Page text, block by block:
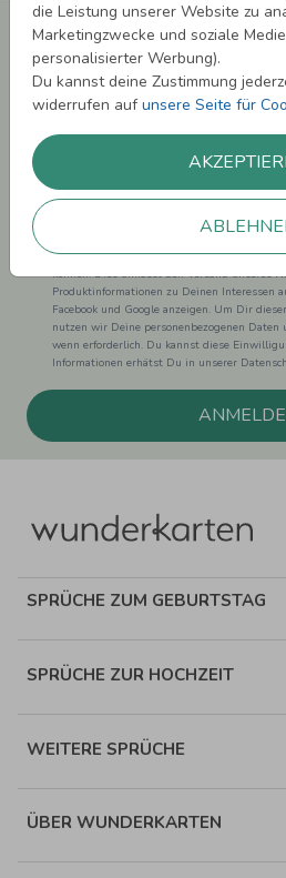
die Leistung unserer Website zu
Marketingzwecke und soziale
personalisierter Werbung).
Du kannst deine Zustimmung
widerrufen aufunsere Seite für
Newsletter abonnieren und
sichern!
Melde Dich zu unserem
Laufenden.
dass wir Dich mit neuesten Informationen
können. Dies umfasst den Versand unseres
Produktinformationen zu Deinen Interessen
Facebook und Google anzeigen. Um Dir
nutzen wir Deine personenbezogenen
wenn erforderlich. Du kannst diese
Informationen erhätst Du in unserer
SPRÜCHE ZUM GEBURTSTAG
SPRÜCHE ZUR HOCHZEIT
WEITERE SPRÜCHE
ÜBER WUNDERKARTEN